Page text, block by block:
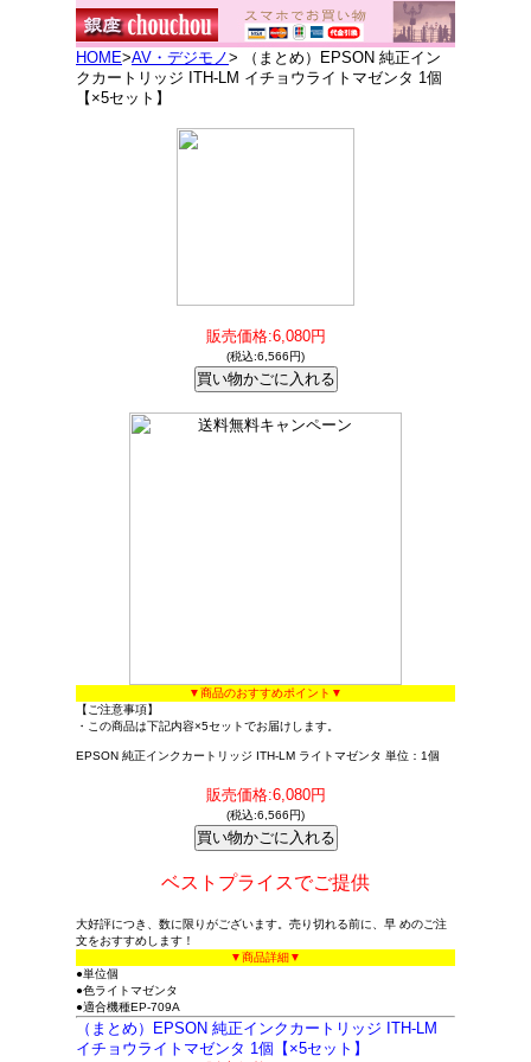
HOME>AV・デジモノ> （まとめ）EPSON 純正イン
クカートリッジ ITH-LM イチョウライトマゼンタ 1個
【×5セット】
販売価格:6,080円
(税込:6,566円)
▼商品のおすすめポイント▼
【ご注意事項】
・この商品は下記内容×5セットでお届けします。
EPSON 純正インクカートリッジ ITH-LM ライトマゼンタ 単位：1個
販売価格:6,080円
(税込:6,566円)
ベストプライスでご提供
大好評につき、数に限りがございます。売り切れる前に、早 めのご注
文をおすすめします！
▼商品詳細▼
●単位個
●色ライトマゼンタ
●適合機種EP-709A
（まとめ）EPSON 純正インクカートリッジ ITH-LM
イチョウライトマゼンタ 1個【×5セット】